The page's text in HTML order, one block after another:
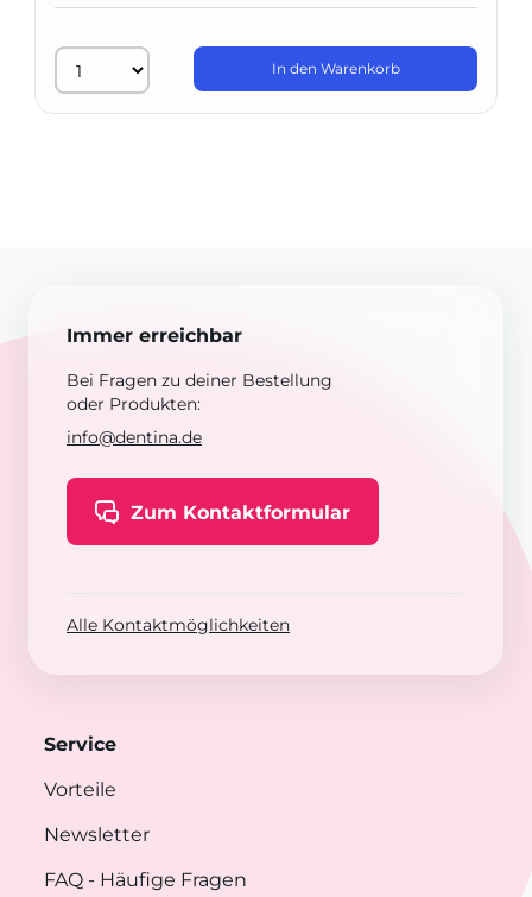
In den Warenkorb
Immer erreichbar
Bei Fragen zu deiner Bestellung
oder Produkten:
info@dentina.de
Zum Kontaktformular
Alle Kontaktmöglichkeiten
Service
Vorteile
Newsletter
FAQ - Häufige Fragen